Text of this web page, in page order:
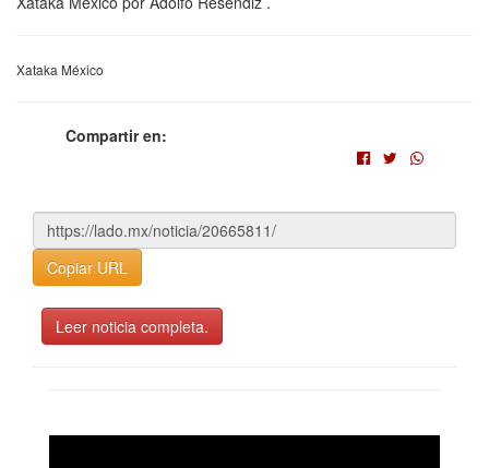
Xataka México
Compartir en:
Copiar URL
Leer noticia completa.